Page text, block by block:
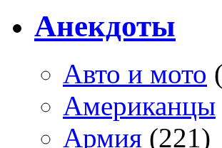
Анекдоты
Авто и мото
Американцы
Армия (221)